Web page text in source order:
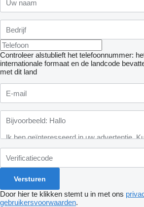
Controleer alstublieft het telefoonnummer:
internationale formaat en de landcode
met dit land
Door hier te klikken stemt u in met ons
gebruikersvoorwaarden.